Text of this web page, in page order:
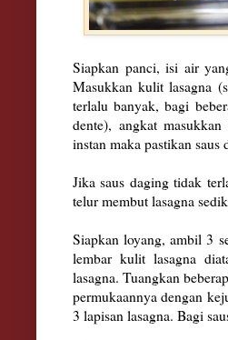
Siapkan panci, isi air
Masukkan kulit lasagna
terlalu banyak, bagi
dente), angkat
instan maka pastikan
Jika saus daging tidak
telur membut lasagna
Siapkan loyang, ambil 3
lembar kulit lasagna
lasagna. Tuangkan
permukaannya dengan
3 lapisan lasagna. Bagi